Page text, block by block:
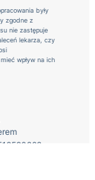
były
zgodne z
nie zastępuje
lekarza, czy
wpływ na ich